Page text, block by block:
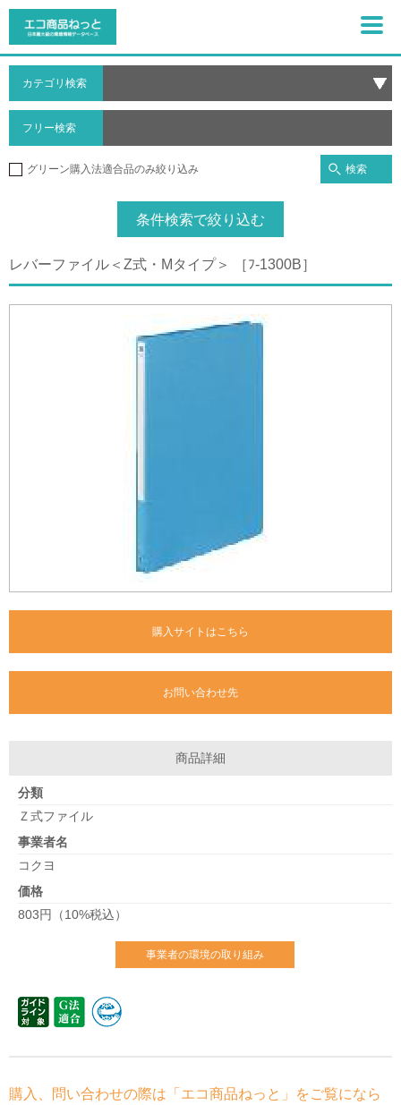
カテゴリ検索
フリー検索
グリーン購入法適合品のみ絞り込み 検索
条件検索で絞り込む
レバーファイル＜Z式・Mタイプ＞ ［ﾌ-1300B］
購入サイトはこちら
お問い合わせ先
商品詳細
分類
Ｚ式ファイル
事業者名
コクヨ
価格
803円（10%税込）
事業者の環境の取り組み
購入、問い合わせの際は「エコ商品ねっと」をご覧になら